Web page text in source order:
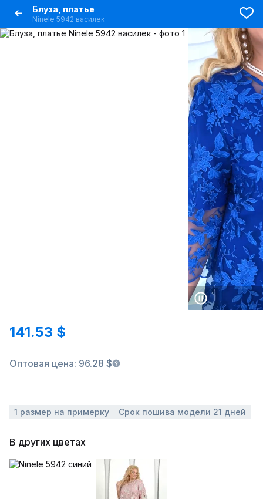
Блуза, платье
Ninele 5942 василек
141.53 $
Оптовая цена: 96.28 $
1 размер на примерку Срок пошива модели 21 дней
В других цветах